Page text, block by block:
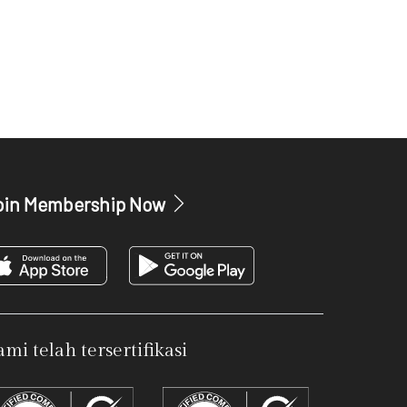
Membership Now
telah tersertifikasi